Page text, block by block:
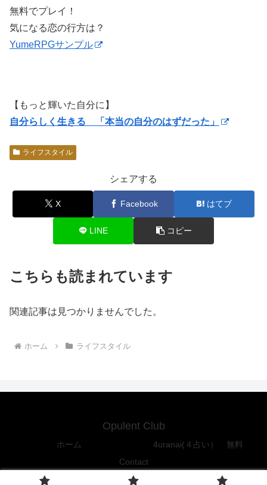
無料でプレイ！
気になる恋の行方は？
YumeRPGサンプル
【もっと輝いた自分に】
自分らしく生きる 「本当の自分のはずだった」
ライフスタイル
シェアする
X Facebook はてブ
LINE コピー
こちらも読まれています
関連記事は見つかりませんでした。
ホーム ライフスタイル
Opulent Club
ホーム
4uranai(４占い） 無料
Contact
Copyright © 2016-2026 Opulent Club All Rights Reserved.